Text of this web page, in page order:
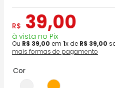
R$ 39,00
à vista no Pix
Ou R$ 39,00 em 1x de R$ 39,00
mais formas de pagamento
Cor